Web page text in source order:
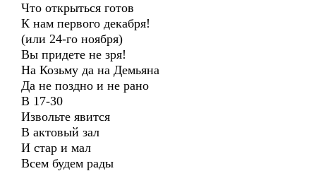
Что открыться готов
К нам первого декабря!
(или 24-го ноября)
Вы придете не зря!
На Козьму да на Демьяна
Да не поздно и не рано
В 17-30
Извольте явится
В актовый зал
И стар и мал
Всем будем рады